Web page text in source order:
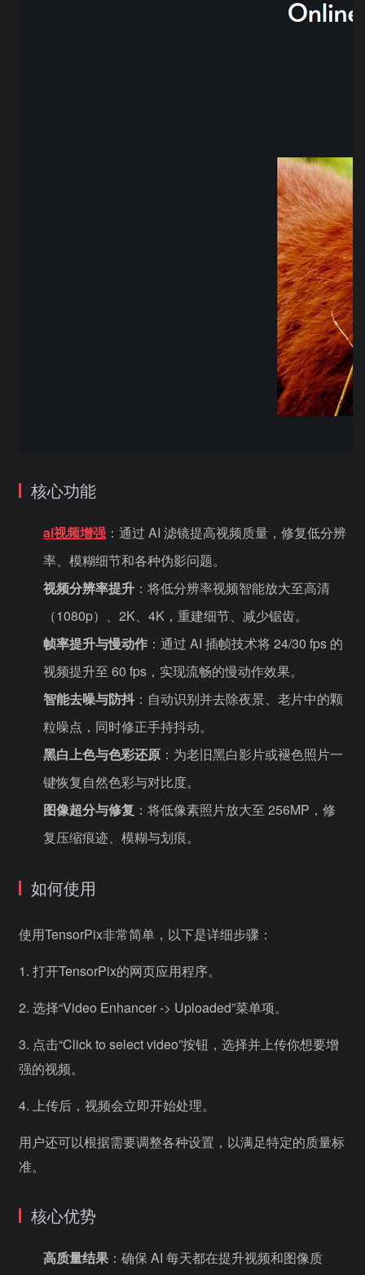
核心功能
ai视频增强 ：通过 AI 滤镜提高视频质量，修复低分辨
率、模糊细节和各种伪影问题。
视频分辨率提升 ：将低分辨率视频智能放大至高清
（1080p）、2K、4K，重建细节、减少锯齿。
帧率提升与慢动作 ：通过 AI 插帧技术将 24/30 fps 的
视频提升至 60 fps，实现流畅的慢动作效果。
智能去噪与防抖 ：自动识别并去除夜景、老片中的颗
粒噪点，同时修正手持抖动。
黑白上色与色彩还原 ：为老旧黑白影片或褪色照片一
键恢复自然色彩与对比度。
图像超分与修复 ：将低像素照片放大至 256MP，修
复压缩痕迹、模糊与划痕。
如何使用
使用TensorPix非常简单，以下是详细步骤：
1. 打开TensorPix的网页应用程序。
2. 选择“Video Enhancer -> Uploaded”菜单项。
3. 点击“Click to select video”按钮，选择并上传你想要增
强的视频。
4. 上传后，视频会立即开始处理。
用户还可以根据需要调整各种设置，以满足特定的质量标
准。
核心优势
高质量结果 ：确保 AI 每天都在提升视频和图像质